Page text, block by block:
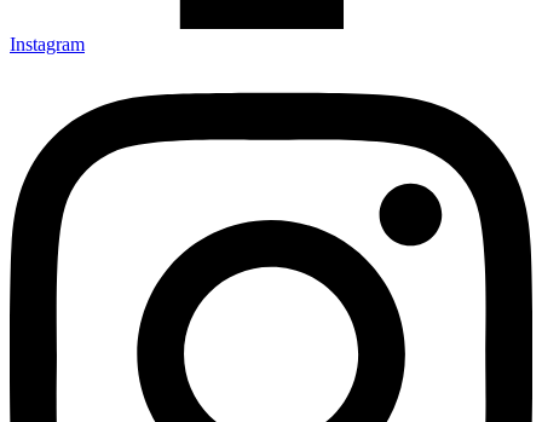
Instagram